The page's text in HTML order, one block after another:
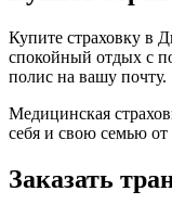
Купите страховку в
спокойный отдых с
полис на вашу почту.
Медицинская
себя и свою семью от
Заказать